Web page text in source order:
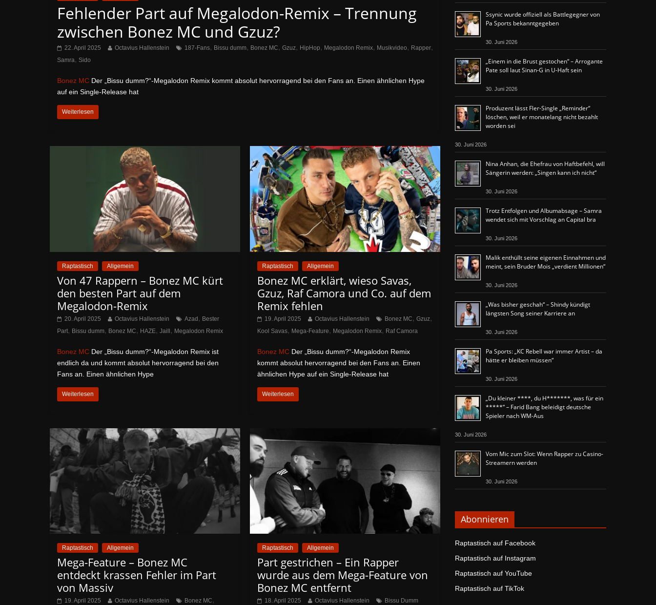
Fehlender Part auf Megalodon-Remix – Trennung
zwischen Bonez MC und Gzuz?
22. April 2025 Octavius Hallenstein 187-Fans, Bissu dumm, Bonez MC, Gzuz, HipHop, Megalodon Remix, Musikvideo, Rapper,
Samra, Sido
Bonez MC Der „Bissu dumm?“-Megalodon Remix kommt absolut hervorragend bei den Fans an. Einen ähnlichen Hype
auf ein Single-Release hat
Weiterlesen
Raptastisch Allgemein
Von 47 Rappern – Bonez MC kürt
den besten Part auf dem
Megalodon-Remix
20. April 2025 Octavius Hallenstein Azad, Bester
Part, Bissu dumm, Bonez MC, HAZE, Jaill, Megalodon Remix
Bonez MC Der „Bissu dumm?“-Megalodon Remix ist
endlich da und kommt absolut hervorragend bei den
Fans an. Einen ähnlichen Hype
Weiterlesen
Raptastisch Allgemein
Bonez MC erklärt, wieso Savas,
Gzuz, Raf Camora und Co. auf dem
Remix fehlen
19. April 2025 Octavius Hallenstein Bonez MC,Gzuz,
Kool Savas, Mega-Feature, Megalodon Remix, Raf Camora
Bonez MC Der „Bissu dumm?“-Megalodon Remix
kommt absolut hervorragend bei den Fans an. Einen
ähnlichen Hype auf ein Single-Release hat
Weiterlesen
Raptastisch Allgemein
Mega-Feature – Bonez MC
entdeckt krassen Fehler im Part
von Massiv
19. April 2025 Octavius Hallenstein Bonez MC,
Raptastisch Allgemein
Part gestrichen – Ein Rapper
wurde aus dem Mega-Feature von
Bonez MC entfernt
18. April 2025 Octavius Hallenstein
Bissu Dumm
Ssynic wurde offiziell als Battlegegner von
Pa Sports bekanntgegeben
30. Juni 2026
„Einem in die Brust gestochen“ – Arrogante
Pate soll laut Sinan-G in U-Haft sein
30. Juni 2026
Produzent lässt Fler-Single „Reminder“
löschen, weil er monatelang nicht bezahlt
worden sei
30. Juni 2026
Nina Anhan, die Ehefrau von Haftbefehl, will
Sängerin werden: „Singen kann ich nicht“
30. Juni 2026
Trotz Entfolgen und Albumabsage – Samra
wendet sich mit Vorschlag an Capital bra
30. Juni 2026
Malik enthüllt seine eigenen Einnahmen und
meint, sein Bruder Mois „verdient Millionen“
30. Juni 2026
„Was bisher geschah“ – Shindy kündigt
längsten Song seiner Karriere an
30. Juni 2026
Pa Sports: „KC Rebell war immer Artist – da
hätte er bleiben müssen“
30. Juni 2026
„Du kleiner ****, du H*******, was für ein
*****“ – Farid Bang beleidigt deutsche
Spieler nach WM-Aus
30. Juni 2026
Vom Mic zum Slot: Wenn Rapper zu Casino-
Streamern werden
30. Juni 2026
Abonnieren
Raptastisch auf Facebook
Raptastisch auf Instagram
Raptastisch auf YouTube
Raptastisch auf TikTok